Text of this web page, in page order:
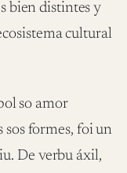
bien distintes y
cultural
so amor
formes, foi un
De verbu áxil,